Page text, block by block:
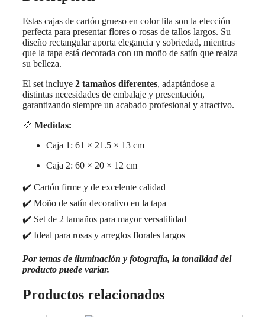
Estas cajas de cartón grueso en color lila son la elección
perfecta para presentar flores o rosas de tallos largos. Su
diseño rectangular aporta elegancia y sobriedad, mientras
que la tapa está decorada con un moño de satín que realza
su belleza.
El set incluye 2 tamaños diferentes, adaptándose a
distintas necesidades de embalaje y presentación,
garantizando siempre un acabado profesional y atractivo.
📏 Medidas:
Caja 1: 61 × 21.5 × 13 cm
Caja 2: 60 × 20 × 12 cm
✔️ Cartón firme y de excelente calidad
✔️ Moño de satín decorativo en la tapa
✔️ Set de 2 tamaños para mayor versatilidad
✔️ Ideal para rosas y arreglos florales largos
Por temas de iluminación y fotografía, la tonalidad del
producto puede variar.
Productos relacionados